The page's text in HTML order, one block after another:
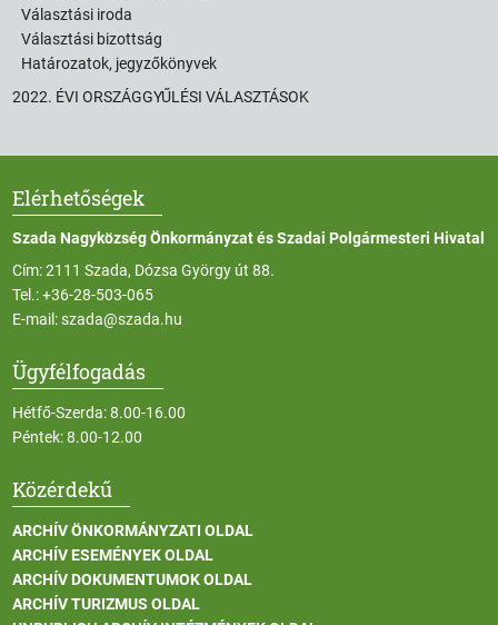
Választási iroda
Választási bizottság
Határozatok, jegyzőkönyvek
2022. ÉVI ORSZÁGGYŰLÉSI VÁLASZTÁSOK
Elérhetőségek
Szada Nagyközség Önkormányzat és Szadai Polgármesteri Hivatal
Cím: 2111 Szada, Dózsa György út 88.
Tel.:+36-28-503-065
E-mail:szada@szada.hu
Ügyfélfogadás
Hétfő-Szerda: 8.00-16.00
Péntek: 8.00-12.00
Közérdekű
ARCHÍV ÖNKORMÁNYZATI OLDAL
ARCHÍV ESEMÉNYEK OLDAL
ARCHÍV DOKUMENTUMOK OLDAL
ARCHÍV TURIZMUS OLDAL